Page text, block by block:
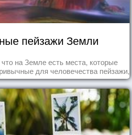
пейзажи Земли
на Земле есть места, которые
для человечества пейзажи,
вовсе инопланетными!